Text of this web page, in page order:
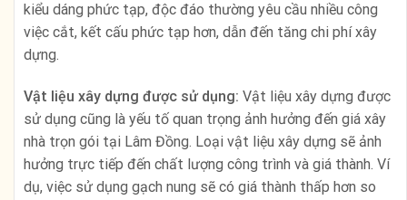
kiểu dáng phức tạp, độc đáo thường yêu cầu nhiều công
việc cắt, kết cấu phức tạp hơn, dẫn đến tăng chi phí xây
dựng.
Vật liệu xây dựng được sử dụng: Vật liệu xây dựng được
sử dụng cũng là yếu tố quan trọng ảnh hưởng đến giá xây
nhà trọn gói tại Lâm Đồng. Loại vật liệu xây dựng sẽ ảnh
hưởng trực tiếp đến chất lượng công trình và giá thành. Ví
dụ, việc sử dụng gạch nung sẽ có giá thành thấp hơn so